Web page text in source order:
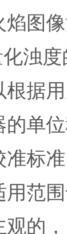
图
浊
据
单
标
范
观的